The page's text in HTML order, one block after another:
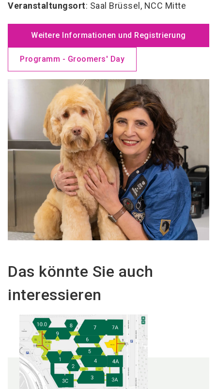
Veranstaltungsort: Saal Brüssel, NCC Mitte
Weitere Informationen und Registrierung
Programm - Groomers' Day
Das könnte Sie auch
interessieren